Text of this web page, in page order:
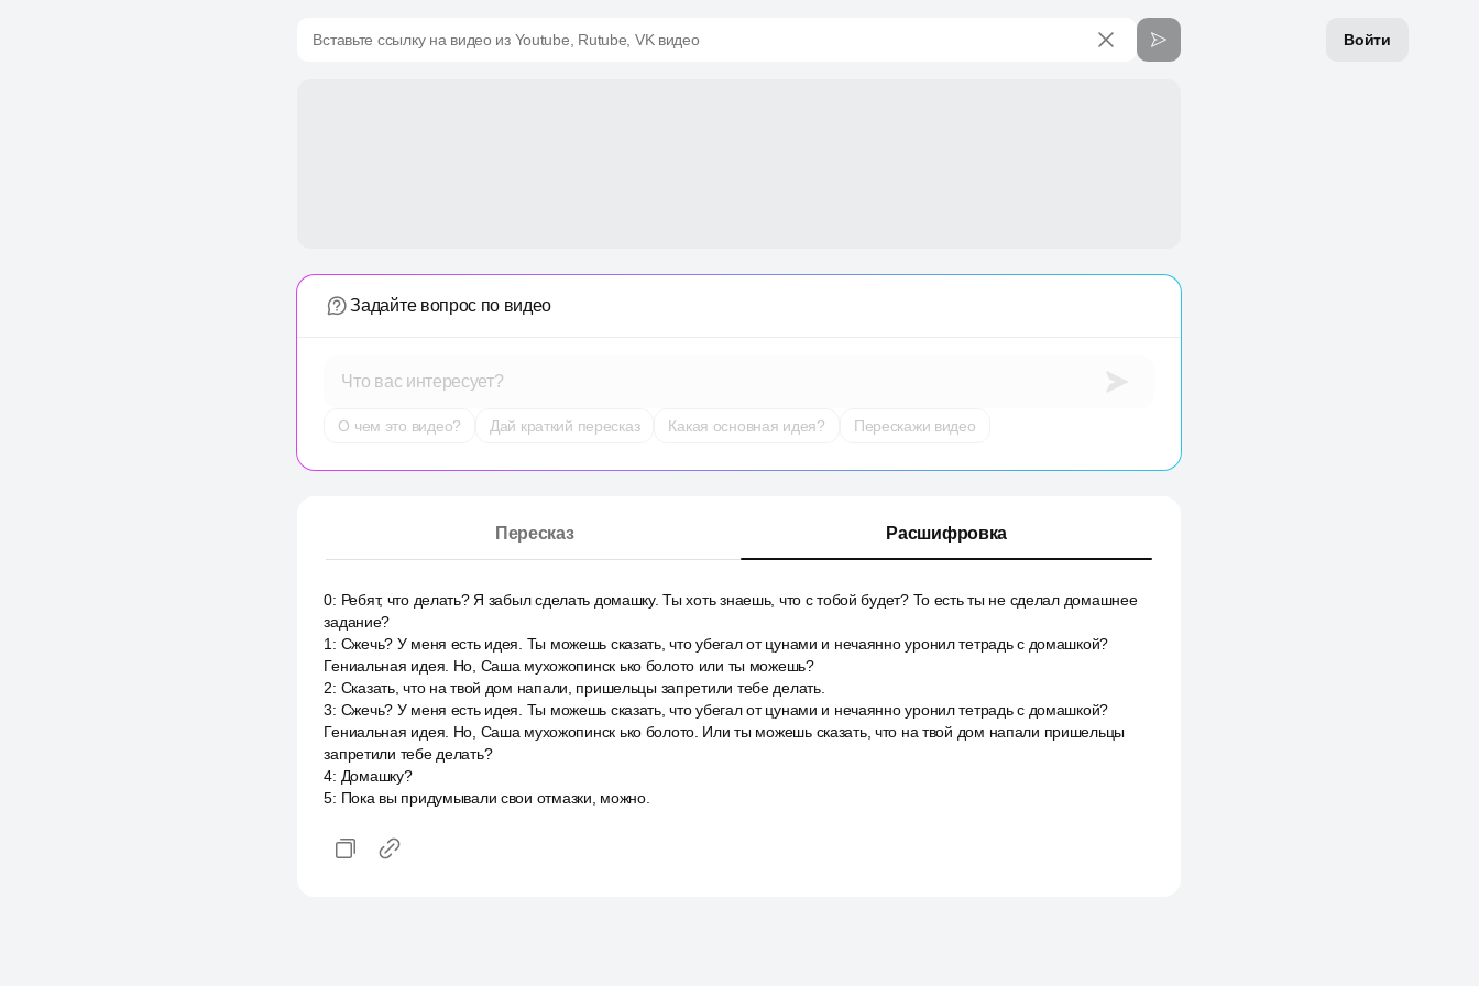
Войти
Вставьте ссылку на видео из Youtube, Rutube, VK видео
Задайте вопрос по видео
Что вас интересует?
О чем это видео? Дай краткий пересказ Какая основная идея? Перескажи видео
Пересказ Расшифровка
0: Ребят, что делать? Я забыл сделать домашку. Ты хоть знаешь, что с тобой будет? То есть ты не сделал домашнее
задание?
1 : Сжечь? У меня есть идея. Ты можешь сказать, что убегал от цунами и нечаянно уронил тетрадь с домашкой?
Гениальная идея. Но, Саша мухожопинск ько болото или ты можешь?
2: Сказать, что на твой дом напали, пришельцы запретили тебе делать.
3: Сжечь? У меня есть идея. Ты можешь сказать, что убегал от цунами и нечаянно уронил тетрадь с домашкой?
Гениальная идея. Но, Саша мухожопинск ько болото. Или ты можешь сказать, что на твой дом напали пришельцы
запретили тебе делать?
4: Домашку?
5: Пока вы придумывали свои отмазки, можно.